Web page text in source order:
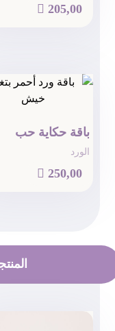
 205,00
باقة حكاية حب
الورد
 250,00